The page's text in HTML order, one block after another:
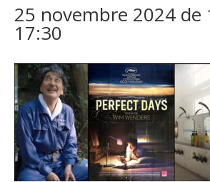
25 novembre 2024 de
17:30